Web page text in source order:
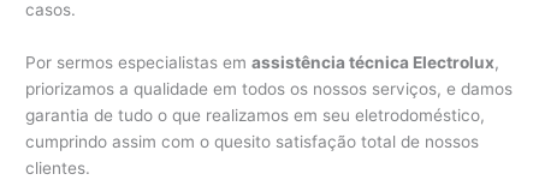
casos.
Por sermos especialistas emassistência técnica Electrolux,
priorizamos a qualidade em todos os nossos serviços, e damos
garantia de tudo o que realizamos em seu eletrodoméstico,
cumprindo assim com o quesito satisfação total de nossos
clientes.